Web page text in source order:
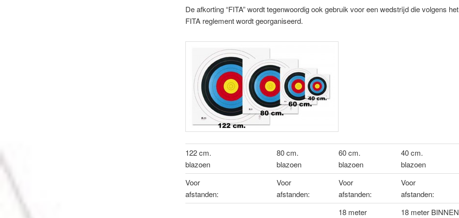
De afkorting “FITA” wordt tegenwoordig ook gebruik voor een wedstrijd die volgens het
FITA reglement wordt georganiseerd.
122 cm.
blazoen
80 cm.
blazoen
60 cm.
blazoen
40 cm.
blazoen
Voor
afstanden:
Voor
afstanden:
Voor
afstanden:
Voor
afstanden:
18 meter
18 meter BINNEN